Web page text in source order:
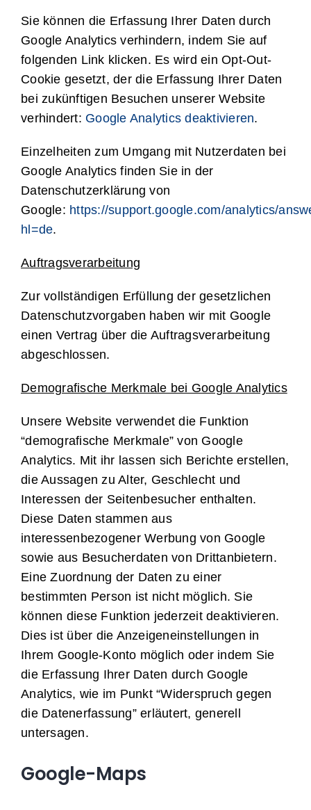
Sie können die Erfassung Ihrer Daten durch
Google Analytics verhindern, indem Sie auf
folgenden Link klicken. Es wird ein Opt-Out-
Cookie gesetzt, der die Erfassung Ihrer Daten
bei zukünftigen Besuchen unserer Website
verhindert: Google Analytics deaktivieren.
Einzelheiten zum Umgang mit Nutzerdaten bei
Google Analytics finden Sie in der
Datenschutzerklärung von
Google: https://support.google.com/analytics/
hl=de.
Auftragsverarbeitung
Zur vollständigen Erfüllung der gesetzlichen
Datenschutzvorgaben haben wir mit Google
einen Vertrag über die Auftragsverarbeitung
abgeschlossen.
Demografische Merkmale bei Google Analytics
Unsere Website verwendet die Funktion
“demografische Merkmale” von Google
Analytics. Mit ihr lassen sich Berichte erstellen,
die Aussagen zu Alter, Geschlecht und
Interessen der Seitenbesucher enthalten.
Diese Daten stammen aus
interessenbezogener Werbung von Google
sowie aus Besucherdaten von Drittanbietern.
Eine Zuordnung der Daten zu einer
bestimmten Person ist nicht möglich. Sie
können diese Funktion jederzeit deaktivieren.
Dies ist über die Anzeigeneinstellungen in
Ihrem Google-Konto möglich oder indem Sie
die Erfassung Ihrer Daten durch Google
Analytics, wie im Punkt “Widerspruch gegen
die Datenerfassung” erläutert, generell
untersagen.
Google-Maps